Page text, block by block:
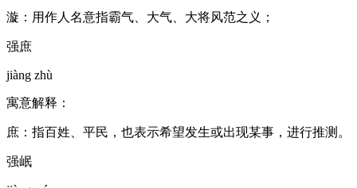
漩：用作人名意指霸气、大气、大将风范之义；
强庶
jiàng zhù
寓意解释：
庶：指百姓、平民，也表示希望发生或出现某事，进行推测。
强岷